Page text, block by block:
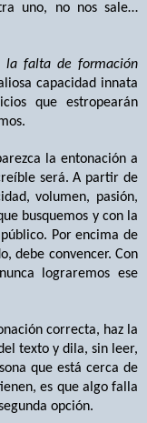
uno, no nos sale…
la falta de formación
capacidad innata
que estropearán
la entonación a
será. A partir de
volumen, pasión,
busquemos y con la
Por encima de
debe convencer. Con
lograremos ese
correcta, haz la
texto y dila, sin leer,
que está cerca de
es que algo falla
opción.